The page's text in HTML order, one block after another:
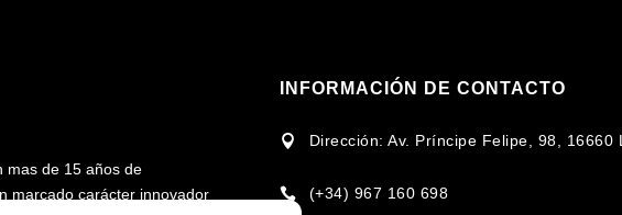
mas de 15 años de
marcado carácter innovador
INFORMACIÓN DE CONTACTO
 Dirección: Av. Príncipe Felipe, 98, 16660
 (+34) 967 160 698